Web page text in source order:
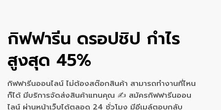
กิฟฟารีน ดรอปชิป กำไร
สูงสุด 45%
กิฟฟารีนออนไลน์ ไม่ต้องสต๊อกสินค้า สามารถทำงานที่ไหน
ก็ได้ มีบริการจัดส่งสินค้าแทนคุณ ✍ สมัครกิฟฟารีนออน
ไลน์ ผ่านหน้าเว็บได้ตลอด 24 ชั่วโมง มีอีเมล์ตอบกลับ